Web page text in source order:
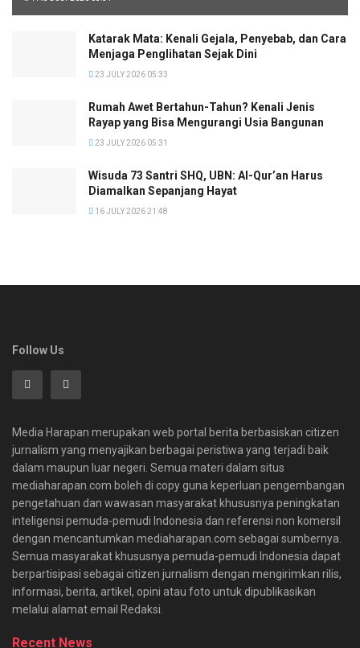
Katarak Mata: Kenali Gejala, Penyebab, dan Cara
Menjaga Penglihatan Sejak Dini
23 JULY 2026 05:33
Rumah Awet Bertahun-Tahun? Kenali Jenis
Rayap yang Bisa Mengurangi Usia Bangunan
23 JULY 2026 05:31
Wisuda 73 Santri SHQ, UBN: Al-Qur’an Harus
Diamalkan Sepanjang Hayat
16 JULY 2026 21:48
Follow Us
Media Harapan merupakan web portal berita berbasiskan citizen
jurnalism yang menyajikan berbagai peristiwa yang terjadi baik
dalam maupun luar negeri. Semua materi dalam situs
mediaharapan.com boleh di copy guna keperluan pengembangan
pengetahuan dan wawasan masyarakat khususnya peningkatan
inteligensi pemuda-pemudi Indonesia dan referensi non komersil
dengan mencantumkan mediaharapan.com sebagai sumbernya.
Semua masyarakat khususnya pemuda-pemudi Indonesia dapat
berpartisipasi sebagai citizen jurnalism dengan mengirimkan rilis,
informasi, berita, artikel, opini atau foto untuk dipublikasikan
melalui alamat email Redaksi.
Recent News